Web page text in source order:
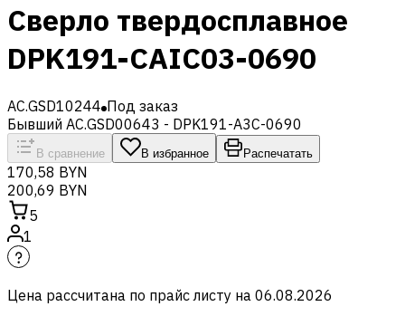
Сверло твердосплавное
DPK191-CAIC03-0690
AC.GSD10244 Под заказ
Бывший AC.GSD00643 - DPK191-A3C-0690
В сравнение В избранное Распечатать
170,58 BYN
200,69 BYN
5
1
Цена рассчитана по прайс листу на 06.08.2026